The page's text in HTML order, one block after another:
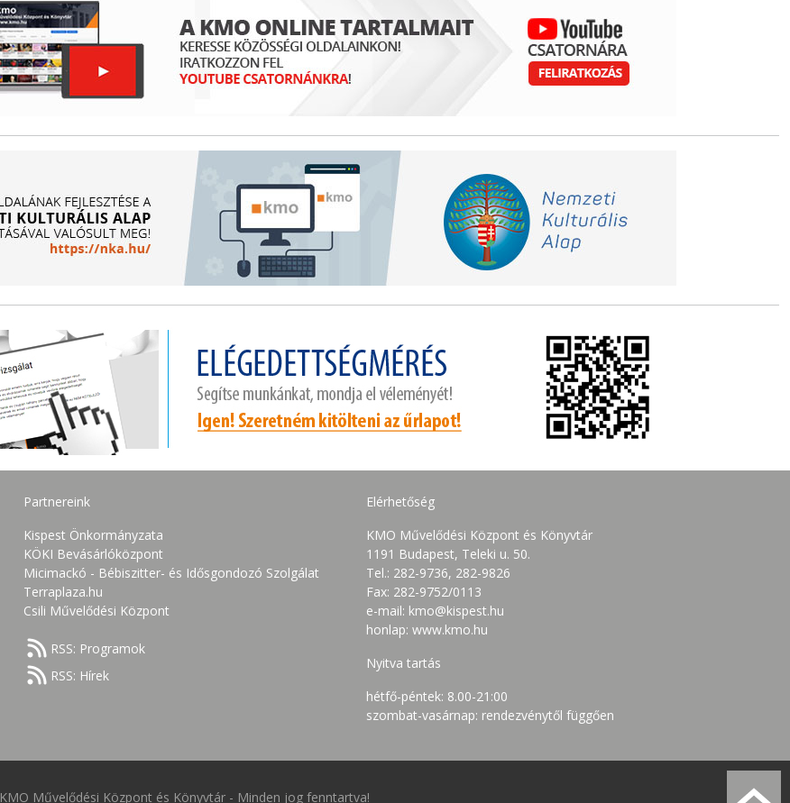
Partnereink
Kispest Önkormányzata
KÖKI Bevásárlóközpont
Micimackó - Bébiszitter- és Idősgondozó Szolgálat
Terraplaza.hu
Csili Művelődési Központ
RSS: Programok
RSS: Hírek
Elérhetőség
KMO Művelődési Központ és Könyvtár
1191 Budapest, Teleki u. 50.
Tel.: 282-9736, 282-9826
Fax: 282-9752/0113
e-mail: kmo@kispest.hu
honlap: www.kmo.hu
Nyitva tartás
hétfő-péntek: 8.00-21:00
szombat-vasárnap: rendezvénytől függően
KMO Művelődési Központ és Könyvtár - Minden jog fenntartva!